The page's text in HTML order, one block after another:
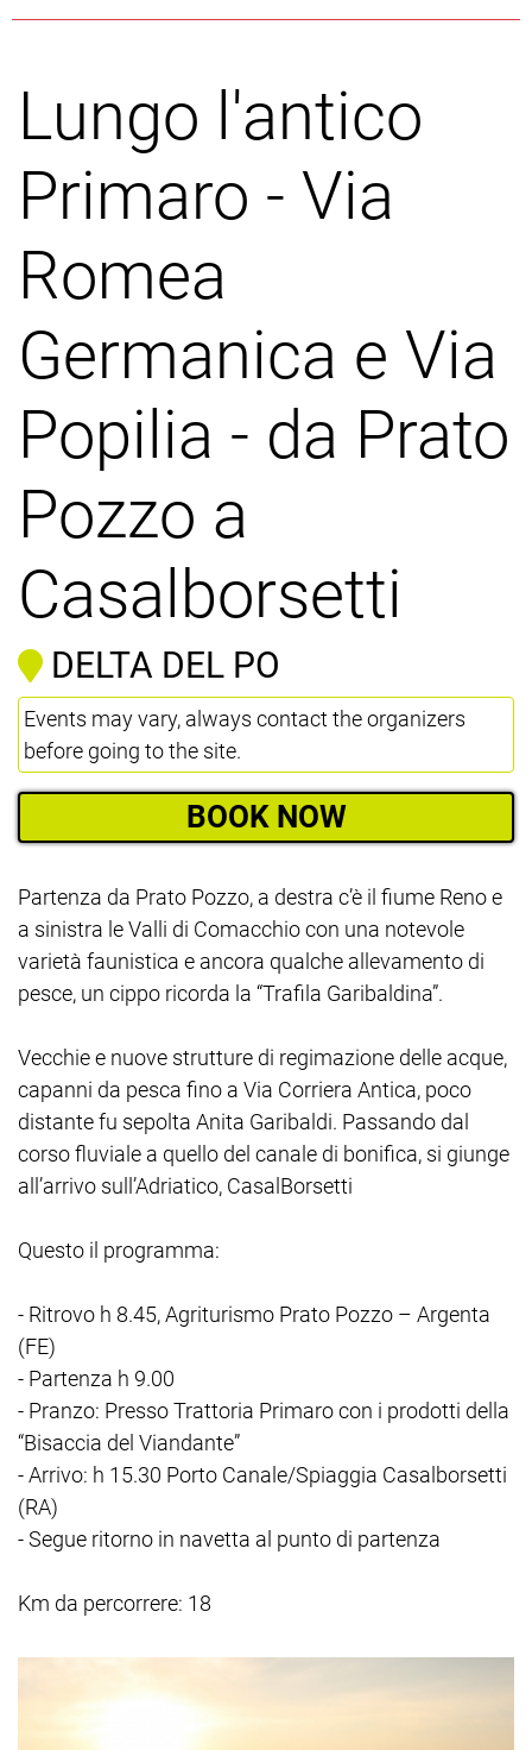
Lungo l'antico
Primaro - Via
Romea
Germanica e Via
Popilia - da Prato
Pozzo a
Casalborsetti
DELTA DEL PO
Events may vary, always contact the organizers
before going to the site.
BOOK NOW
Partenza da Prato Pozzo, a destra c’è il fiume Reno e
a sinistra le Valli di Comacchio con una notevole
varietà faunistica e ancora qualche allevamento di
pesce, un cippo ricorda la “Trafila Garibaldina”.
Vecchie e nuove strutture di regimazione delle acque,
capanni da pesca fino a Via Corriera Antica, poco
distante fu sepolta Anita Garibaldi. Passando dal
corso fluviale a quello del canale di bonifica, si giunge
all’arrivo sull’Adriatico, CasalBorsetti
Questo il programma:
- Ritrovo h 8.45, Agriturismo Prato Pozzo – Argenta
(FE)
- Partenza h 9.00
- Pranzo: Presso Trattoria Primaro con i prodotti della
“Bisaccia del Viandante”
- Arrivo: h 15.30 Porto Canale/Spiaggia Casalborsetti
(RA)
- Segue ritorno in navetta al punto di partenza
Km da percorrere: 18